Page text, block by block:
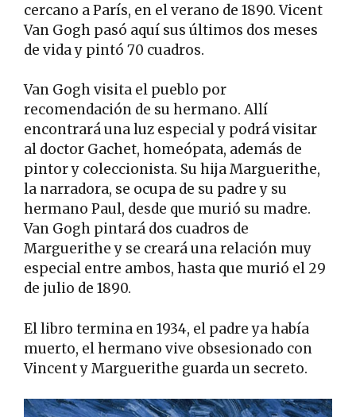
cercano a París, en el verano de 1890. Vicent
Van Gogh pasó aquí sus últimos dos meses
de vida y pintó 70 cuadros.
Van Gogh visita el pueblo por
recomendación de su hermano. Allí
encontrará una luz especial y podrá visitar
al doctor Gachet, homeópata, además de
pintor y coleccionista. Su hija Marguerithe,
la narradora, se ocupa de su padre y su
hermano Paul, desde que murió su madre.
Van Gogh pintará dos cuadros de
Marguerithe y se creará una relación muy
especial entre ambos, hasta que murió el 29
de julio de 1890.
El libro termina en 1934, el padre ya había
muerto, el hermano vive obsesionado con
Vincent y Marguerithe guarda un secreto.